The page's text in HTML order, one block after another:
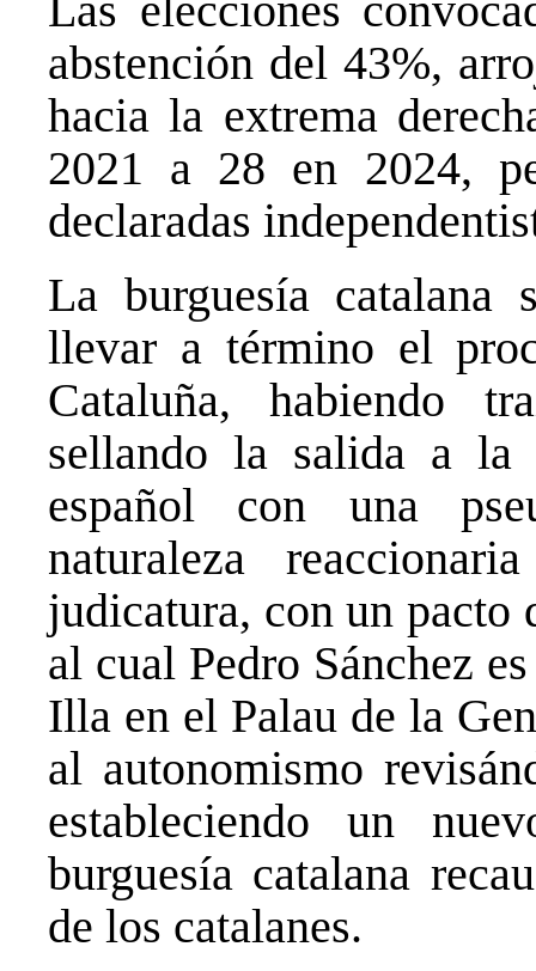
abstención del 43%,
hacia la extrema
2021 a 28 en 2024,
declaradas
La burguesía catalana
llevar a término el
Cataluña, habiendo
sellando la salida a la
español con una
naturaleza
judicatura, con un pacto
al cual Pedro Sánchez
Illa en el Palau de la
al autonomismo
estableciendo un
burguesía catalana
de los catalanes.